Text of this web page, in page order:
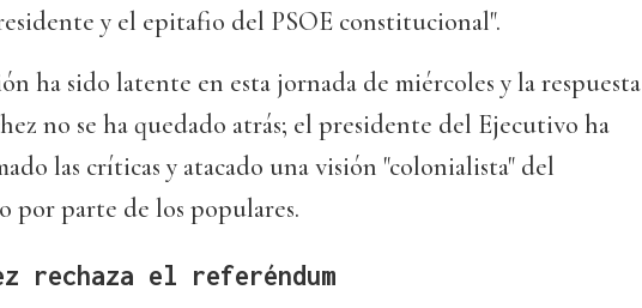
y el epitafio del PSOE constitucional".
ha sido latente en esta jornada de miércoles y la respuesta
no se ha quedado atrás; el presidente del Ejecutivo ha
las críticas y atacado una visión "colonialista" del
por parte de los populares.
rechaza el referéndum